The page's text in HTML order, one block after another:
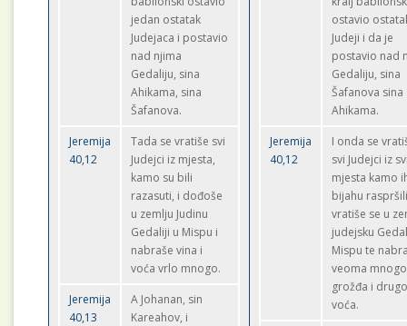
jedan ostatak
Judejaca i postavio
nad njima
Gedaliju, sina
Ahikama, sina
Šafanova.
Jeremija
40,12
Tada se vratiše svi
Judejci iz mjesta,
kamo su bili
razasuti, i dođoše
u zemlju Judinu
Gedaliji u Mispu i
nabraše vina i
voća vrlo mnogo.
Jeremija
40,13
A Johanan, sin
Kareahov, i
ostavio
Judeji i da je
postavio nad
Gedaliju, sina
Šafanova sina
Ahikama.
Jeremija
40,12
I onda se
svi Judejci iz
mjesta kamo
bijahu
vratiše se u
judejsku
Mispu te
veoma mnogo
grožđa i
voća.